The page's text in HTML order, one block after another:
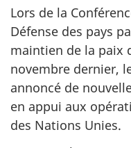
Lors de la
Défense des pays
maintien de la paix
novembre dernier,
annoncé de
en appui aux
des Nations Unies.